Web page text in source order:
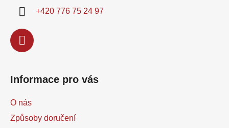
+420 776 75 24 97
Informace pro vás
O nás
Způsoby doručení